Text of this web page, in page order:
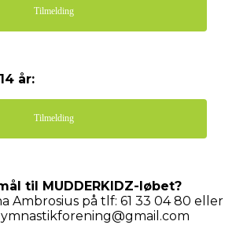
Tilmelding
år:
Tilmelding
til MUDDERKIDZ-løbet?
Ambrosius på tlf: 61 33 04 80 eller